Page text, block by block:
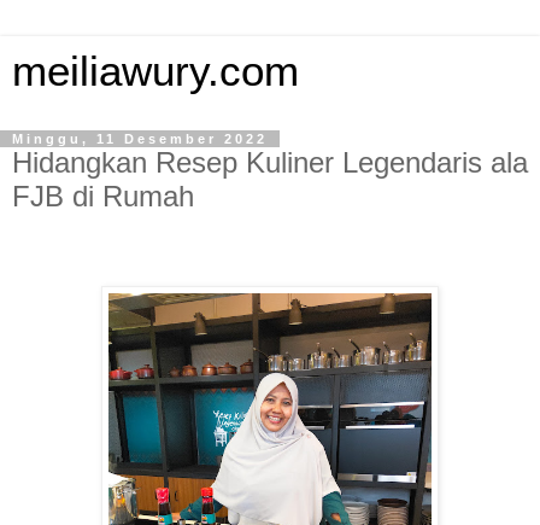
meiliawury.com
Minggu, 11 Desember 2022
Hidangkan Resep Kuliner Legendaris ala
FJB di Rumah